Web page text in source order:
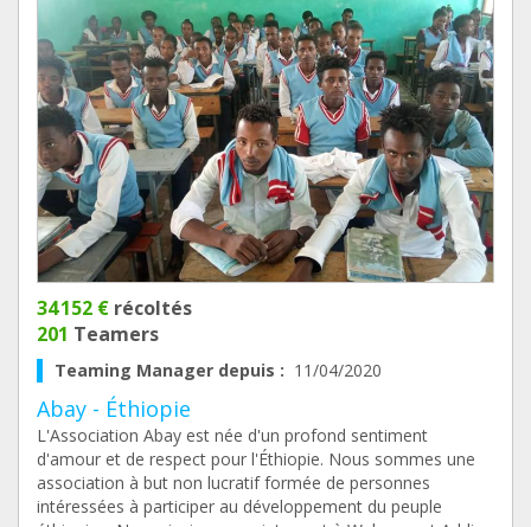
34 152 € récoltés
201 Teamers
Teaming Manager depuis : 11/04/2020
Abay - Éthiopie
L'Association Abay est née d'un profond sentiment
d'amour et de respect pour l'Éthiopie. Nous sommes une
association à but non lucratif formée de personnes
intéressées à participer au développement du peuple